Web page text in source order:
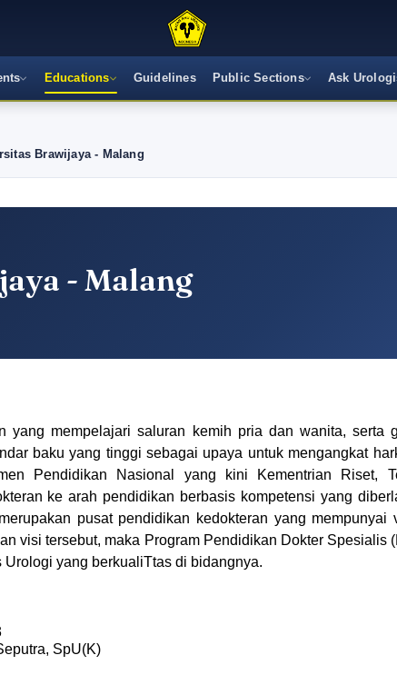
Educations Guidelines Public Sections Ask
Brawijaya - Malang
- Malang
yang mempelajari saluran kemih pria dan wanita, serta
baku yang tinggi sebagai upaya untuk mengangkat
Pendidikan Nasional yang kini Kementrian Riset,
ke arah pendidikan berbasis kompetensi yang
pusat pendidikan kedokteran yang
visi tersebut, maka Program Pendidikan Dokter Spesialis
yang berkualiTtas di bidangnya.
SpU(K)